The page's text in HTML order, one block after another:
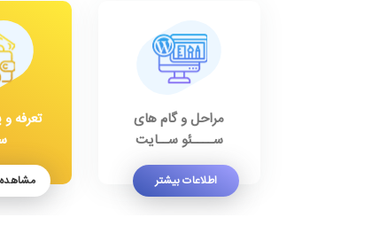
تعرفه
مراحل و گام های
ســــئو ســایت
اطلاعات بیشتر